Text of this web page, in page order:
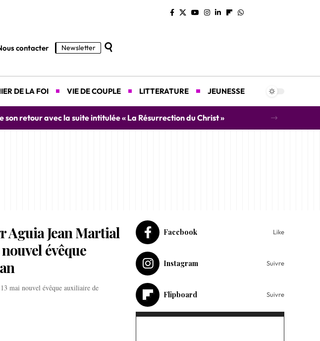
contacter Newsletter
DE LA FOI VIE DE COUPLE LITTERATURE JEUNESSE
son retour avec la suite intitulée « La Résurrection du Christ »
Aguia Jean Martial
évêque
mai nouvel évêque auxiliaire de
Facebook Like
Instagram Suivre
Flipboard Suivre